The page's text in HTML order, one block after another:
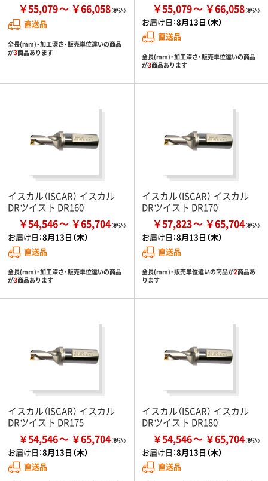
￥55,079 ￥66,058
直送品
全長(mm)・加工深さ・販売単位違いの商品
が3商品あります
￥55,079 ￥66,058
お届け日：8月13日（木）
直送品
全長(mm)・加工深さ・販売単位違いの商品
が3商品あります
イスカル（ISCAR） イスカル
DRツイスト DR160
￥54,546 ￥65,704
お届け日：8月13日（木）
直送品
全長(mm)・加工深さ・販売単位違いの商品
が3商品あります
イスカル（ISCAR） イスカル
DRツイスト DR170
￥57,823 ￥65,704
お届け日：8月13日（木）
直送品
全長(mm)・販売単位違いの商品が2商品あ
ります
イスカル（ISCAR） イスカル
DRツイスト DR175
￥54,546 ￥65,704
お届け日：8月13日（木）
直送品
イスカル（ISCAR） イスカル
DRツイスト DR180
￥54,546 ￥65,704
お届け日：8月13日（木）
直送品